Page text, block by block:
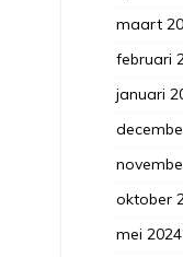
maart
februari
januari
oktober
mei 2024